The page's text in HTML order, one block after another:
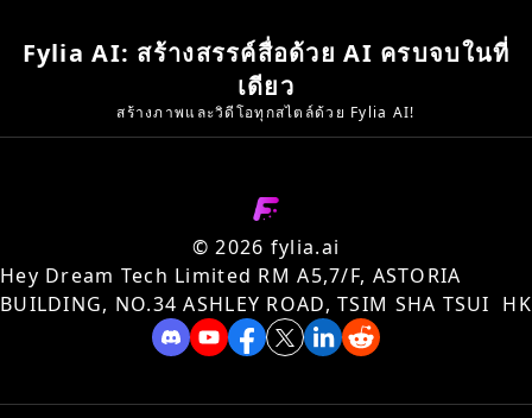
Fylia AI: สร้างสรรค์สื่อด้วย AI ครบจบในที่
เดียว
สร้างภาพและวิดีโอทุกสไตล์ด้วย Fylia AI!
©️ 2026 fylia.ai
Hey Dream Tech Limited RM A5,7/F, ASTORIA
BUILDING, NO.34 ASHLEY ROAD, TSIM SHA TSUI HK